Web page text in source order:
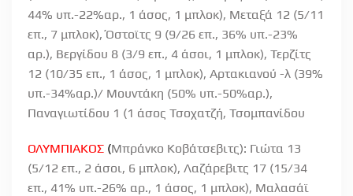
44% υπ.-22%αρ., 1 άσος, 1 μπλοκ), Μεταξά 12 (5/11
επ., 7 μπλοκ), Όστοϊτς 9 (9/26 επ., 36% υπ.-23%
αρ.), Βεργίδου 8 (3/9 επ., 4 άσοι, 1 μπλοκ), Τερζίτς
12 (10/35 επ., 1 άσος, 1 μπλοκ), Αρτακιανού -λ (39%
υπ.-34%αρ.)/ Μουντάκη (50% υπ.-50%αρ.),
Παναγιωτίδου 1 (1 άσος Τσοχατζή, Τσομπανίδου
ΟΛΥΜΠΙΑΚΟΣ (Μπράνκο Κοβάτσεβιτς): Γιώτα 13
(5/12 επ., 2 άσοι, 6 μπλοκ), Λαζάρεβιτς 17 (15/34
επ., 41% υπ.-26% αρ., 1 άσος, 1 μπλοκ), Μαλασάϊ